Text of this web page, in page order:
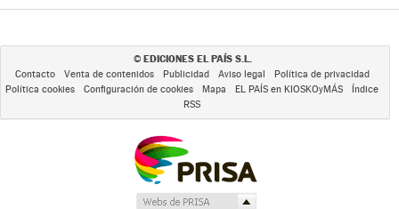
© EDICIONES EL PAÍS S.L.
Contacto Venta de contenidos Publicidad Aviso legal
Política de privacidad
Política cookies
Configuración de cookies Mapa EL PAÍS en KIOSKOyMÁS
Índice
RSS